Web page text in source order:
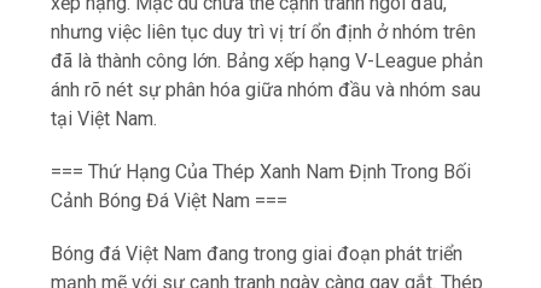
=== Thứ Hạng Của Thép Xanh Nam Định Trong Bối
Cảnh Bóng Đá Việt Nam ===
Bóng đá Việt Nam đang trong giai đoạn phát triển
mạnh mẽ với sự cạnh tranh ngày càng gay gắt. Thép
bình khá của V-League hiện tại. Thứ hạng của đội
bóng được đánh giá tương đối ổn định qua từng
mùa giải. So với giai đoạn trước, clb đã có những
bước tiến rõ rệt trên bảng xếp hạng. Điều này cho